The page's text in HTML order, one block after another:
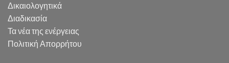
Δικαιολογητικά
Διαδικασία
Τα νέα της ενέργειας
Πολιτική Απορρήτου